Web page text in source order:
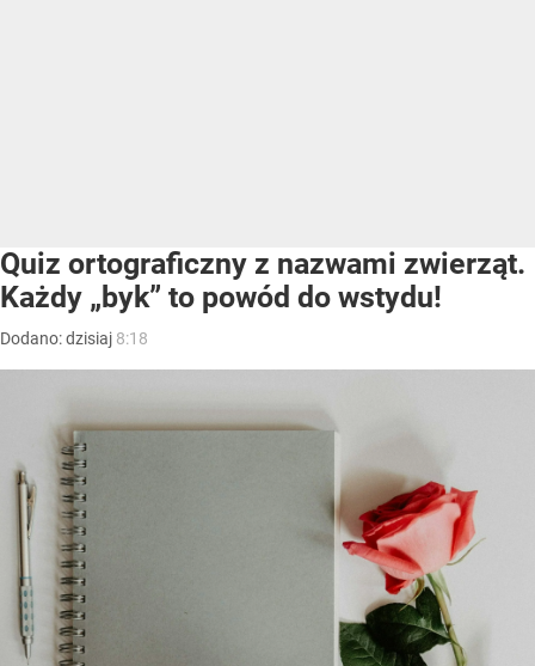
Quiz ortograficzny z nazwami zwierząt.
Każdy „byk” to powód do wstydu!
Dodano:dzisiaj 8:18